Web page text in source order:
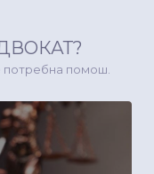
потребна помош.